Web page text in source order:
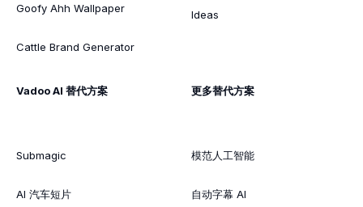
Goofy Ahh Wallpaper
Cattle Brand Generator
Ideas
Vadoo AI 替代方案
Submagic
AI 汽车短片
更多替代方案
模范人工智能
自动字幕 AI